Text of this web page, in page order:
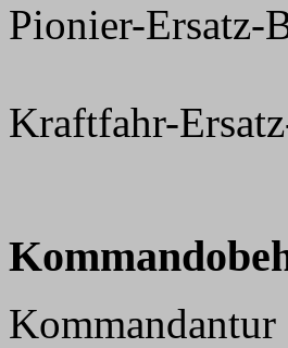
Pionier-Ersatz-
Kraftfahr-
Kommandantur